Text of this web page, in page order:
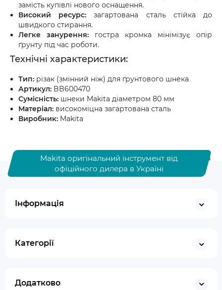
замість купівлі нового оснащення.
Високий ресурс: загартована сталь стійка до
швидкого стирання.
Легке занурення: гостра кромка мінімізує опір
ґрунту під час роботи.
Технічні характеристики:
Тип: різак (змінний ніж) для ґрунтового шнека
Артикул: BB600470
Сумісність: шнеки Makita діаметром 80 мм
Матеріал: високоміцна загартована сталь
Виробник: Makita
Makita оригінальний інструмент від
офіційного дилера в Україні
Інформація
Категорії
Додатково